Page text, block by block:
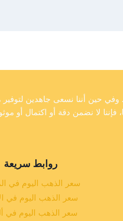
روابط سريعة
سعر الذهب اليوم في
سعر الذهب اليوم في
سعر الذهب اليوم في